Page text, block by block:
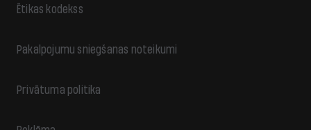
Ētikas kodekss
Pakalpojumu sniegšanas noteikumi
Privātuma politika